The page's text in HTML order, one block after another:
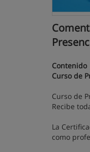
Contenido
Curso de
Curso de
Recibe
La
como